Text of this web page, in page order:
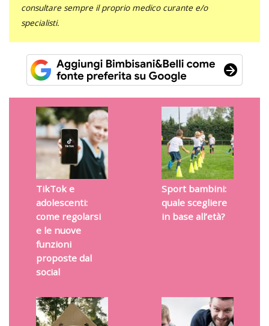
consultare sempre il proprio medico curante e/o
specialisti.
TikTok e
adolescenti:
come regolarsi
e le nuove
funzioni
proposte dal
social
Sport bambini:
quale scegliere
in base all’età?